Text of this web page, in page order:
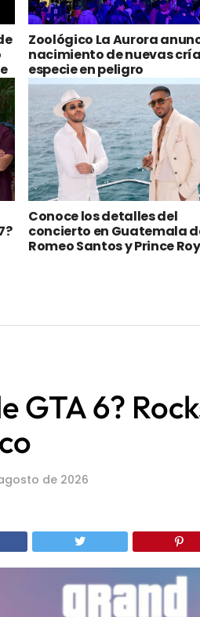
Zoológico La Aurora
nacimiento de nuevas
especie en peligro
Conoce los detalles del
concierto en Guatemala
Romeo Santos y Prince
GTA 6?
de 2026